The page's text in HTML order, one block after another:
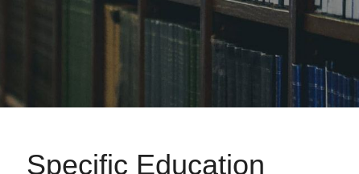
Specific Education